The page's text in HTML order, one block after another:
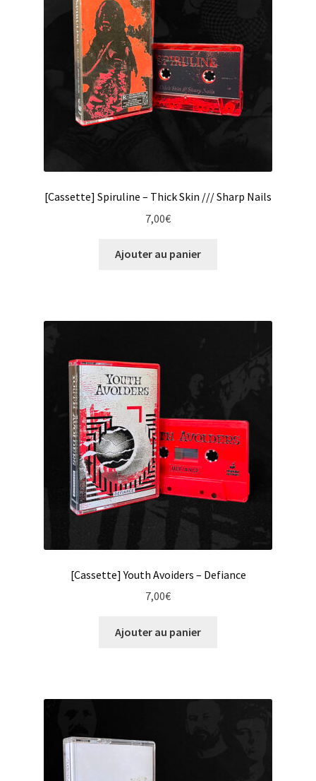
[Cassette] Spiruline – Thick Skin /// Sharp Nails
7,00€
Ajouter au panier
[Cassette] Youth Avoiders – Defiance
7,00€
Ajouter au panier